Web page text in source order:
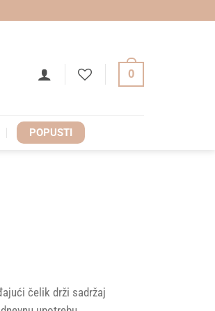
0
POPUSTI
čelik drži sadržaj